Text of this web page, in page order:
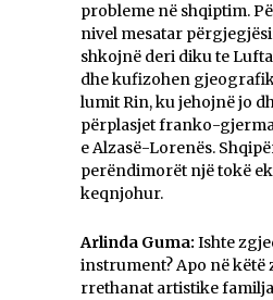
probleme në shqiptim.
nivel mesatar
shkojnë deri diku te
dhe kufizohen
lumit Rin, ku jehojnë jo
përplasjet franko-
e Alzasë-Lorenës.
perëndimorët një tokë
keqnjohur.
Arlinda Guma: Ishte
instrument? Apo në
rrethanat artistike